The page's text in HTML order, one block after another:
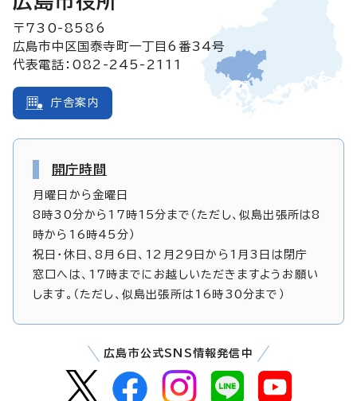
〒730-8586
広島市中区国泰寺町一丁目6番34号
代表電話：082-245-2111
庁舎案内
開庁時間
月曜日から金曜日
8時30分から17時15分まで（ただし、似島出張所は8
時から16時45分）
祝日・休日、8月6日、12月29日から1月3日は閉庁
窓口へは、17時までにお越しいただきますようお願い
します。（ただし、似島出張所は16時30分まで）
広島市公式SNS情報発信中